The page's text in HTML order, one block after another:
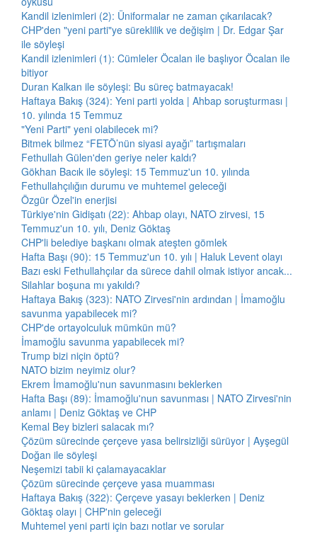
Kandil izlenimleri (2): Üniformalar ne zaman çıkarılacak?
CHP'den "yeni parti"ye süreklilik ve değişim | Dr. Edgar Şar
ile söyleşi
Kandil izlenimleri (1): Cümleler Öcalan ile başlıyor Öcalan ile
bitiyor
Duran Kalkan ile söyleşi: Bu süreç batmayacak!
Haftaya Bakış (324): Yeni parti yolda | Ahbap soruşturması |
10. yılında 15 Temmuz
"Yeni Parti" yeni olabilecek mi?
Bitmek bilmez “FETÖ’nün siyasi ayağı” tartışmaları
Fethullah Gülen'den geriye neler kaldı?
Gökhan Bacık ile söyleşi: 15 Temmuz'un 10. yılında
Fethullahçılığın durumu ve muhtemel geleceği
Özgür Özel'in enerjisi
Türkiye'nin Gidişatı (22): Ahbap olayı, NATO zirvesi, 15
Temmuz'un 10. yılı, Deniz Göktaş
CHP'li belediye başkanı olmak ateşten gömlek
Hafta Başı (90): 15 Temmuz'un 10. yılı | Haluk Levent olayı
Bazı eski Fethullahçılar da sürece dahil olmak istiyor ancak...
Silahlar boşuna mı yakıldı?
Haftaya Bakış (323): NATO Zirvesi'nin ardından | İmamoğlu
savunma yapabilecek mi?
CHP'de ortayolculuk mümkün mü?
İmamoğlu savunma yapabilecek mi?
Trump bizi niçin öptü?
NATO bizim neyimiz olur?
Ekrem İmamoğlu'nun savunmasını beklerken
Hafta Başı (89): İmamoğlu'nun savunması | NATO Zirvesi'nin
anlamı | Deniz Göktaş ve CHP
Kemal Bey bizleri salacak mı?
Çözüm sürecinde çerçeve yasa belirsizliği sürüyor | Ayşegül
Doğan ile söyleşi
Neşemizi tabii ki çalamayacaklar
Çözüm sürecinde çerçeve yasa muamması
Haftaya Bakış (322): Çerçeve yasayı beklerken | Deniz
Göktaş olayı | CHP'nin geleceği
Muhtemel yeni parti için bazı notlar ve sorular